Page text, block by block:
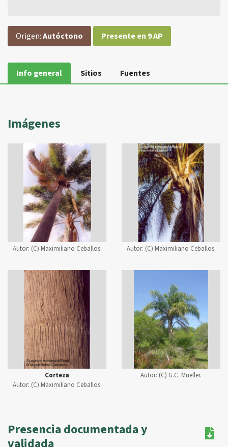
Origen:Autóctono Presente en 9 AP
Info general Sitios Fuentes
Imágenes
Autor: (C) Maximiliano Ceballos. Autor: (C) Maximiliano Ceballos.
Corteza
Autor: (C) Maximiliano Ceballos.
Autor: (C) G.C. Mueller.
Presencia documentada y